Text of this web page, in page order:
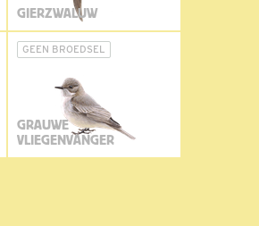
GIERZWALUW
GEEN BROEDSEL
GRAUWE
VLIEGENVANGER